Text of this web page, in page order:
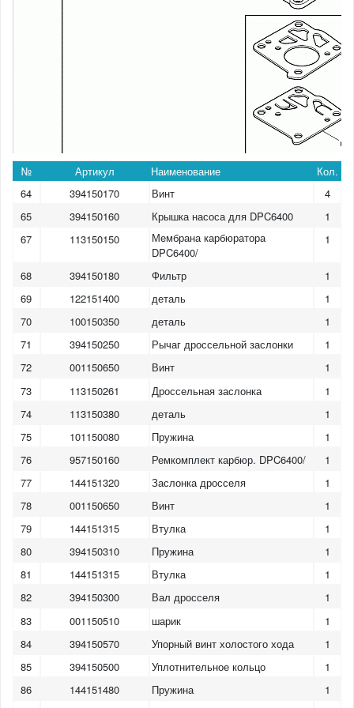
1 3 5 6
№ Артикул Наименование
Кол.
64
394150170 Винт
4
65
394150160 Крышка насоса для DPC6400
1
67
113150150
Мембрана карбюратора
DPC6400/
1
68 394150180 Фильтр
1
69
122151400 деталь
1
70
100150350 деталь
1
71
394150250 Рычаг дроссельной заслонки
1
72
001150650 Винт
1
73
113150261 Дроссельная заслонка
1
74
113150380 деталь
1
75
101150080 Пружина
1
76
957150160 Ремкомплект карбюр. DPC6400/
1
77
144151320 Заслонка дросселя
1
78
001150650 Винт
1
79
144151315 Втулка
1
80
394150310 Пружина
1
81
144151315 Втулка
1
82
394150300 Вал дросселя
1
83
001150510 шарик
1
84
394150570 Упорный винт холостого хода
1
85
394150500 Уплотнительное кольцо
1
86
144151480 Пружина
1